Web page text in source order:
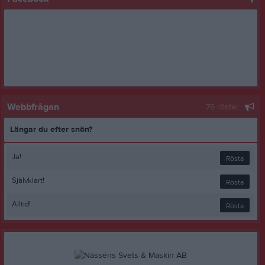
Webbfrågan 76 röster
Längar du efter snön?
Rösta
Ja!
Rösta
Självklart!
Rösta
Alltid!